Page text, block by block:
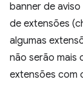
banner de
de extensões
algumas
não serão mais
extensões com